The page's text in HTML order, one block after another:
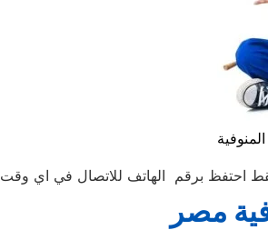
الهاتف للاتصال في اي وقت 01154008110
مصر